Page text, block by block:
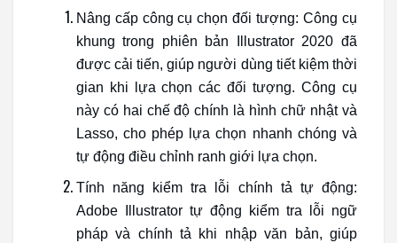
Nâng cấp công cụ chọn đối tượng: Công cụ
khung trong phiên bản Illustrator 2020 đã
được cải tiến, giúp người dùng tiết kiệm thời
gian khi lựa chọn các đối tượng. Công cụ
này có hai chế độ chính là hình chữ nhật và
Lasso, cho phép lựa chọn nhanh chóng và
tự động điều chỉnh ranh giới lựa chọn.
Tính năng kiểm tra lỗi chính tả tự động:
Adobe Illustrator tự động kiểm tra lỗi ngữ
pháp và chính tả khi nhập văn bản, giúp